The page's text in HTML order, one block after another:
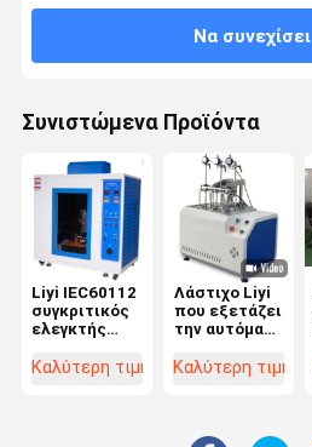
Να συνεχίσει
Συνιστώμενα Προϊόντα
Liyi IEC60112
συγκριτικός
ελεγκτής
διαρροής
Καλύτερη τιμή
Λάστιχο Liyi
που εξετάζει
την αυτόματη
δοκιμής
Καλύτερη τιμή